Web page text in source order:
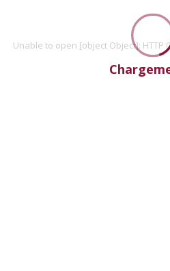
Unable to open [object Object]: HTTP